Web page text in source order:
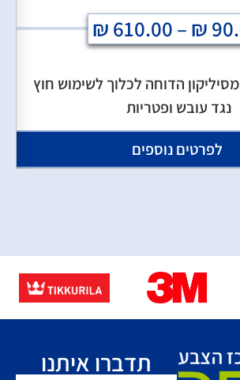
₪
–
₪610.00
הדוחה לכלוך לשימוש חוץ
נגד עובש ופטריות
לפרטים נוספים
תדברו איתנו